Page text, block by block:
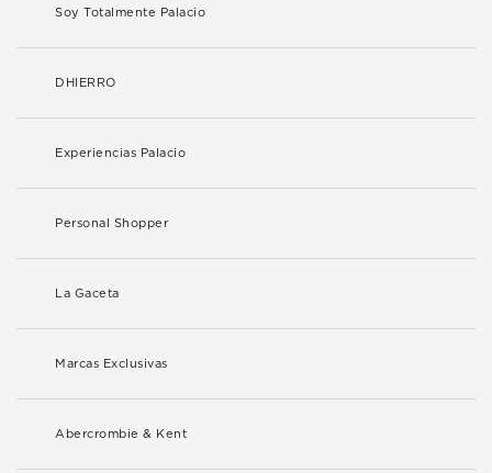
Soy Totalmente Palacio
DHIERRO
Experiencias Palacio
Personal Shopper
La Gaceta
Marcas Exclusivas
Abercrombie & Kent